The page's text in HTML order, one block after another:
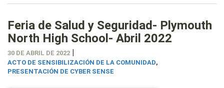
Feria de Salud y Seguridad- Plymouth
North High School- Abril 2022
30 DE ABRIL DE 2022 |
ACTO DE SENSIBILIZACIÓN DE LA COMUNIDAD,
PRESENTACIÓN DE CYBER SENSE